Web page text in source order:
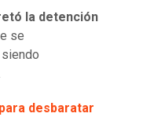
la detención
se
desbaratar